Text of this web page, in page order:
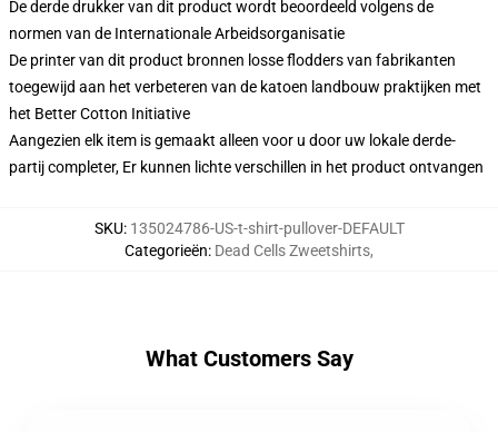
De derde drukker van dit product wordt beoordeeld volgens de
normen van de Internationale Arbeidsorganisatie
De printer van dit product bronnen losse flodders van fabrikanten
toegewijd aan het verbeteren van de katoen landbouw praktijken met
het Better Cotton Initiative
Aangezien elk item is gemaakt alleen voor u door uw lokale derde-
partij completer, Er kunnen lichte verschillen in het product ontvangen
SKU: 135024786-US-t-shirt-pullover-DEFAULT
Categorieën: Dead Cells Zweetshirts,
What Customers Say